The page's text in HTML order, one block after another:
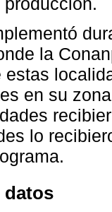
la
en su
lo
datos